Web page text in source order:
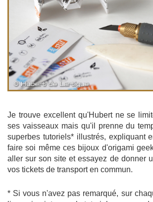
Je trouve excellent qu'Hubert ne se
ses vaisseaux mais qu'il prenne du
superbes tutoriels* illustrés, expliquant
faire soi même ces bijoux d'origami
aller sur son site et essayez de donner
vos tickets de transport en commun.
* Si vous n'avez pas remarqué, sur